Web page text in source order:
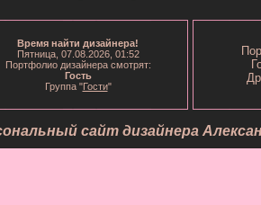
Время найти дизайнера!
Пятница, 07.08.2026, 01:52
Портфолио дизайнера смотрят:
Гость
Группа "Гости"
сайт дизайнера